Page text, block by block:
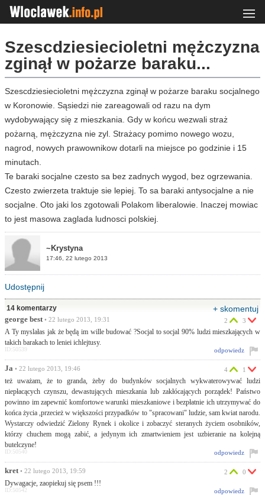
Szescdziesiecioletni mężczyzna
zginął w pożarze baraku...
Szescdziesiecioletni mężczyzna zginął w pożarze baraku socjalnego
w Koronowie. Sąsiedzi nie zareagowali od razu na dym
wydobywający się z mieszkania. Gdy w końcu wezwali straż
pożarną, mężczyzna nie zyl. Strażacy pomimo nowego wozu,
nagrod, nowych prawownikow dotarli na miejsce po godzinie i 15
minutach.
Te baraki socjalne czesto sa bez zadnych wygod, bez ogrzewania.
Czesto zwierzeta traktuje sie lepiej. To sa baraki antysocjalne a nie
socjalne. Oto jaki los zgotowali Polakom liberalowie. Inaczej mowiac
to jest masowa zaglada ludnosci polskiej.
~Krystyna
17:46, 22 lutego 2013
Udostępnij
14 komentarzy + skomentuj
george best • 22 lutego 2013, 19:31
A Ty myslałas jak że będą im wille budować ?Socjal to socjal 90% ludzi mieszkających w
takich barakach to leniei ichlejtusy.
2 3
odpowiedz
ID:50539
Ja • 22 lutego 2013, 19:46
też uważam, że to granda, żeby do budynków socjalnych wykwaterowywać ludzi
niepłacących czynszu, dewastujących mieszkania lub zakłócających porządek! Państwo
powinno im zapewnić komfortowe warunki mieszkaniowe i bezpłatnie ich utrzymywać do
końca życia ,przecież w większości przypadków to "spracowani" ludzie, sam kwiat narodu.
Wystarczy odwiedzić Zielony Rynek i okolice i zobaczyć steranych życiem osobników,
którzy chuchem mogą zabić, a jedynym ich zmartwieniem jest uzbieranie na kolejną
butelczyne!
4 1
odpowiedz
ID:50540
kret • 22 lutego 2013, 19:59
Dywagacje, zaopiekuj się psem !!!
2 0
odpowiedz
ID:50542